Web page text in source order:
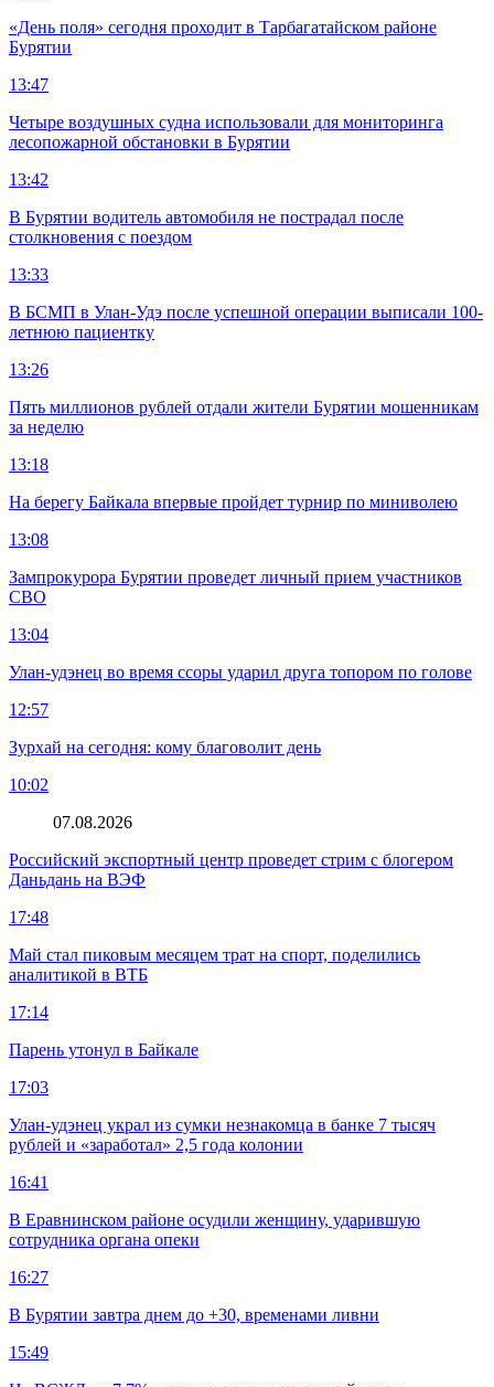
«День поля» сегодня проходит в Тарбагатайском районе
Бурятии
13:47
Четыре воздушных судна использовали для мониторинга
лесопожарной обстановки в Бурятии
13:42
В Бурятии водитель автомобиля не пострадал после
столкновения с поездом
13:33
В БСМП в Улан-Удэ после успешной операции выписали 100-
летнюю пациентку
13:26
Пять миллионов рублей отдали жители Бурятии мошенникам
за неделю
13:18
На берегу Байкала впервые пройдет турнир по миниволею
13:08
Зампрокурора Бурятии проведет личный прием участников
СВО
13:04
Улан-удэнец во время ссоры ударил друга топором по голове
12:57
Зурхай на сегодня: кому благоволит день
10:02
07.08.2026
Российский экспортный центр проведет стрим с блогером
Даньдань на ВЭФ
17:48
Май стал пиковым месяцем трат на спорт, поделились
аналитикой в ВТБ
17:14
Парень утонул в Байкале
17:03
Улан-удэнец украл из сумки незнакомца в банке 7 тысяч
рублей и «заработал» 2,5 года колонии
16:41
В Еравнинском районе осудили женщину, ударившую
сотрудника органа опеки
16:27
В Бурятии завтра днем до +30, временами ливни
15:49